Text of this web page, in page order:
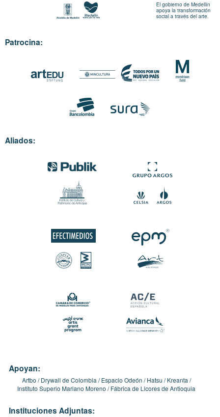
El gobierno de Medellín
apoya la transformación
social a través del arte.
Patrocina:
Aliados:
Apoyan:
Artbo Drywall de Colombia Espacio Odeón Hatsu
Kreanta
Instituto Superio Mariano Moreno
Fábrica de Licores de Antioquia
Instituciones Adjuntas: